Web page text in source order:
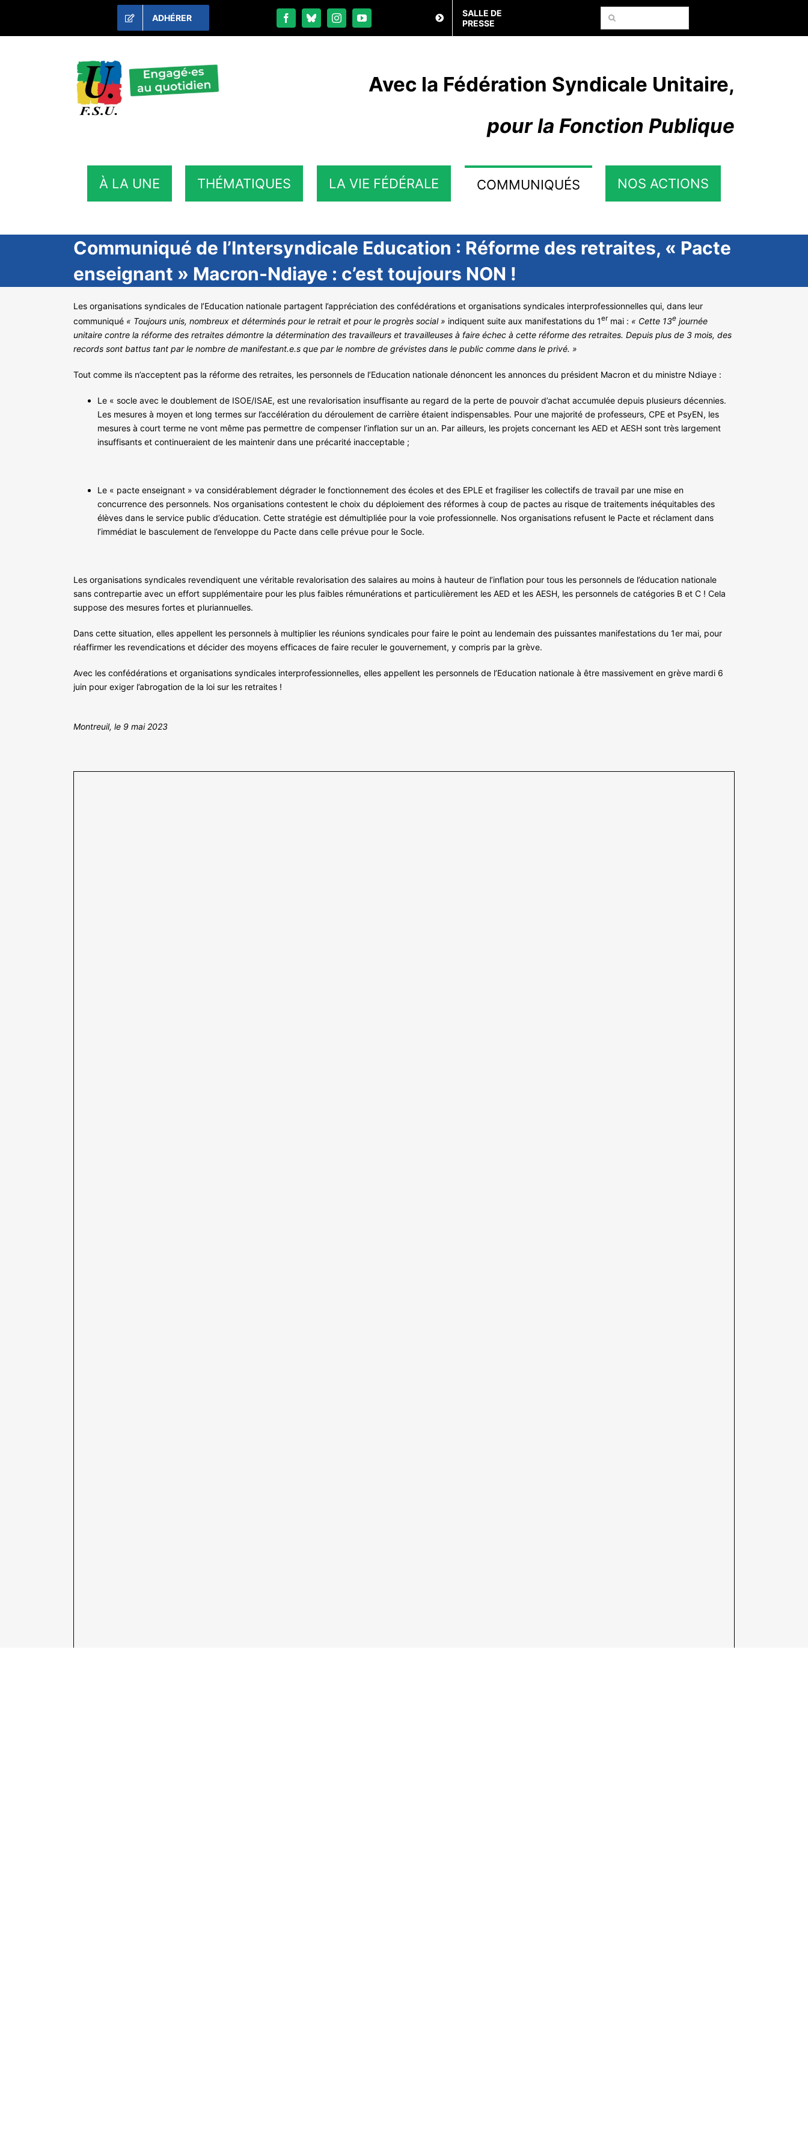
contenu
ADHÉRER
SALLE DE
PRESSE
Rechercher:
Avec la Fédération Syndicale Unitaire,
pour la Fonction Publique
À LA UNE THÉMATIQUES LA VIE FÉDÉRALE COMMUNIQUÉS NOS ACTIONS
Communiqué de l’Intersyndicale Education : Réforme des retraites, « Pacte
enseignant » Macron-Ndiaye : c’est toujours NON !
Les organisations syndicales de l’Education nationale partagent l’appréciation des confédérations et organisations syndicales interprofessionnelles qui, dans leur
communiqué « Toujours unis, nombreux et déterminés pour le retrait et pour le progrès social » indiquent suite aux manifestations du 1er mai : « Cette 13e journée
unitaire contre la réforme des retraites démontre la détermination des travailleurs et travailleuses à faire échec à cette réforme des retraites. Depuis plus de 3 mois, des
records sont battus tant par le nombre de manifestant.e.s que par le nombre de grévistes dans le public comme dans le privé. »
Tout comme ils n’acceptent pas la réforme des retraites, les personnels de l’Education nationale dénoncent les annonces du président Macron et du ministre Ndiaye :
Le « socle avec le doublement de ISOE/ISAE, est une revalorisation insuffisante au regard de la perte de pouvoir d’achat accumulée depuis plusieurs décennies.
Les mesures à moyen et long termes sur l’accélération du déroulement de carrière étaient indispensables. Pour une majorité de professeurs, CPE et PsyEN, les
mesures à court terme ne vont même pas permettre de compenser l’inflation sur un an. Par ailleurs, les projets concernant les AED et AESH sont très largement
insuffisants et continueraient de les maintenir dans une précarité inacceptable ;
Le « pacte enseignant » va considérablement dégrader le fonctionnement des écoles et des EPLE et fragiliser les collectifs de travail par une mise en
concurrence des personnels. Nos organisations contestent le choix du déploiement des réformes à coup de pactes au risque de traitements inéquitables des
élèves dans le service public d’éducation. Cette stratégie est démultipliée pour la voie professionnelle. Nos organisations refusent le Pacte et réclament dans
l’immédiat le basculement de l’enveloppe du Pacte dans celle prévue pour le Socle.
Les organisations syndicales revendiquent une véritable revalorisation des salaires au moins à hauteur de l’inflation pour tous les personnels de l’éducation nationale
sans contrepartie avec un effort supplémentaire pour les plus faibles rémunérations et particulièrement les AED et les AESH, les personnels de catégories B et C ! Cela
suppose des mesures fortes et pluriannuelles.
Dans cette situation, elles appellent les personnels à multiplier les réunions syndicales pour faire le point au lendemain des puissantes manifestations du 1er mai, pour
réaffirmer les revendications et décider des moyens efficaces de faire reculer le gouvernement, y compris par la grève.
Avec les confédérations et organisations syndicales interprofessionnelles, elles appellent les personnels de l’Education nationale à être massivement en grève mardi 6
juin pour exiger l’abrogation de la loi sur les retraites !
Montreuil, le 9 mai 2023